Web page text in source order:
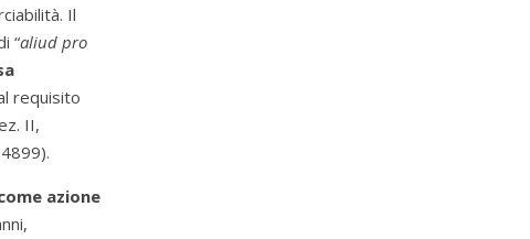
Il
“aliud pro
requisito
II,
azione